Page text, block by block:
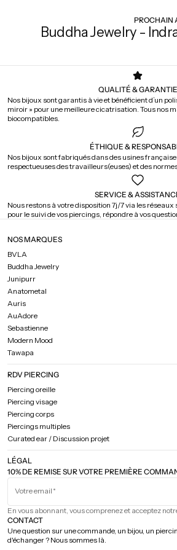
PROCHAIN
Buddha Jewelry -
QUALITÉ & GARANTIE
Nos bijoux sont garantis à vie et bénéficient d’un
miroir » pour une meilleure cicatrisation. Tous nos
biocompatibles.
ÉTHIQUE &
Nos bijoux sont fabriqués dans des usines
respectueuses des travailleurs(euses) et des
SERVICE &
Nous restons à votre disposition 7j/7 via les réseaux
pour le suivi de vos piercings, répondre à vos
10% DE REMISE SUR VOTRE PREMIÈRE
Votre email
En vous abonnant, vous comprenez et acceptez
NOS MARQUES
BVLA
Buddha Jewelry
Junipurr
Anatometal
Auris
AuAdore
Sebastienne
Modern Mood
Tawapa
RDV PIERCING
Piercing oreille
Piercing visage
Piercing corps
Piercings multiples
Curated ear / Discussion projet
LÉGAL
CONTACT
Une question sur une commande, un bijou, un
d'échanger ? Nous sommes là.